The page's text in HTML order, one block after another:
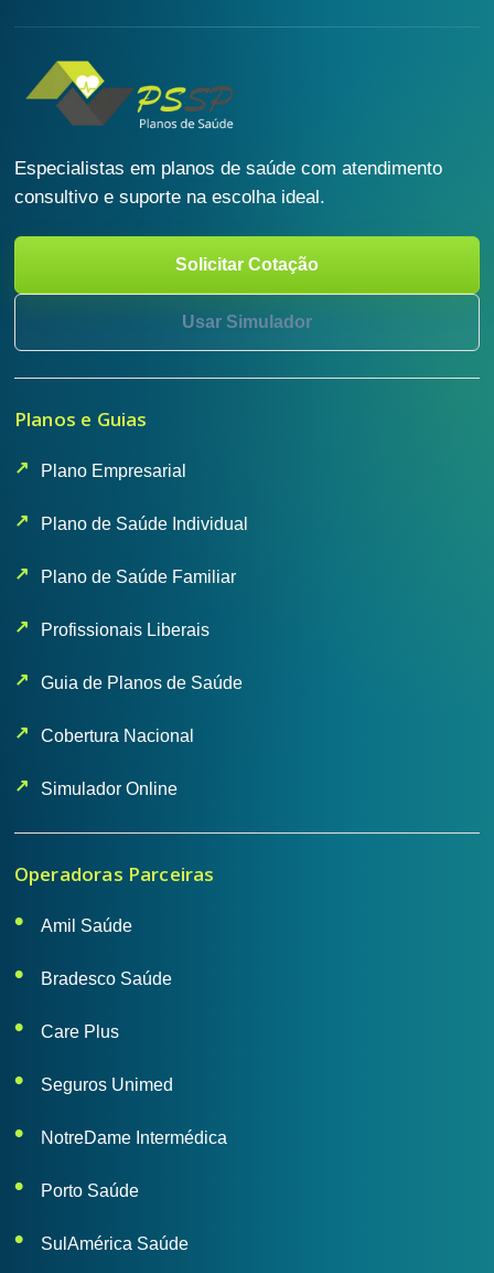
Especialistas em planos de saúde com atendimento
consultivo e suporte na escolha ideal.
Solicitar Cotação
Usar Simulador
Planos e Guias
Plano Empresarial
Plano de Saúde Individual
Plano de Saúde Familiar
Profissionais Liberais
Guia de Planos de Saúde
Cobertura Nacional
Simulador Online
Operadoras Parceiras
Amil Saúde
Bradesco Saúde
Care Plus
Seguros Unimed
NotreDame Intermédica
Porto Saúde
SulAmérica Saúde